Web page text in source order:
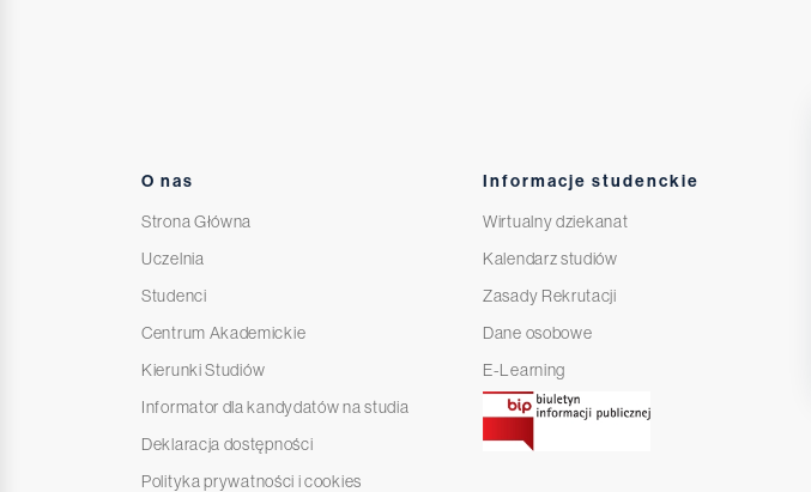
O nas
Strona Główna
Uczelnia
Studenci
Centrum Akademickie
Kierunki Studiów
Informator dla kandydatów na studia
Deklaracja dostępności
Polityka prywatności i cookies
Informacje studenckie
Wirtualny dziekanat
Kalendarz studiów
Zasady Rekrutacji
Dane osobowe
E-Learning